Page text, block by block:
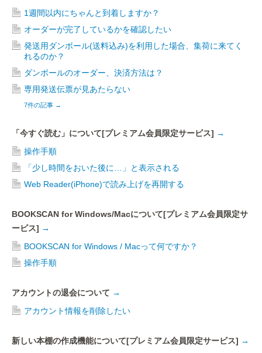
1週間以内にちゃんと到着しますか？
オーダーが完了しているかを確認したい
発送用ダンボール(送料込み)を利用した場合、集荷に来てく
れるのか？
ダンボールのオーダー、決済方法は？
専用発送伝票が見あたらない
7件の記事 →
「今すぐ読む」について[プレミアム会員限定サービス] →
操作手順
「少し時間をおいた後に…」と表示される
Web Reader(iPhone)で読み上げを再開する
BOOKSCAN for Windows/Macについて[プレミアム会員限定サ
ービス] →
BOOKSCAN for Windows / Macって何ですか？
操作手順
アカウントの退会について →
アカウント情報を削除したい
新しい本棚の作成機能について[プレミアム会員限定サービス] →